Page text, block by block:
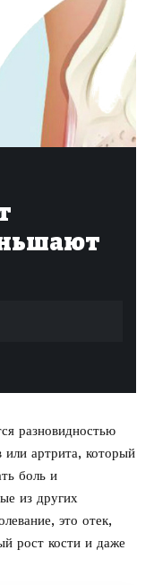
разновидностью
или артрита, который
боль и
из других
это отек,
рост кости и даже